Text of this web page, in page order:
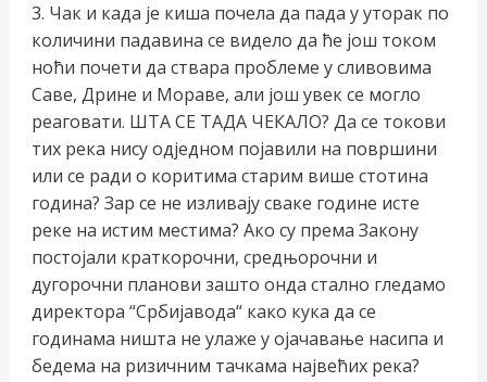
3. Чак и када је киша почела да пада у уторак по
количини падавина се видело да ће још током
ноћи почети да ствара проблеме у сливовима
Саве, Дрине и Мораве, али још увек се могло
реаговати. ШТА СЕ ТАДА ЧЕКАЛО? Да се токови
тих река нису одједном појавили на површини
или се ради о коритима старим више стотина
година? Зар се не изливају сваке године исте
реке на истим местима? Ако су према Закону
постојали краткорочни, средњорочни и
дугорочни планови зашто онда стално гледамо
директора “Србијавода“ како кука да се
годинама ништа не улаже у ојачавање насипа и
бедема на ризичним тачкама највећих река?